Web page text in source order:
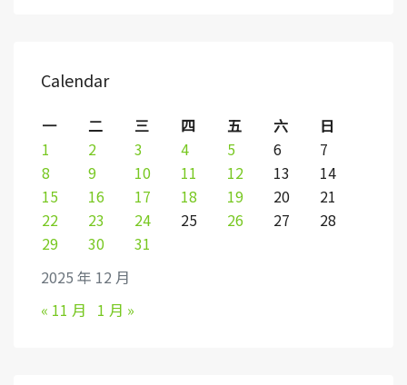
Calendar
2025 年 12 月
一 二 三 四 五 六
日
1
2 3 4 5 6
7
8
9 10 11 12 13
14
15
16 17 18 19 20
21
22
23 24 25 26 27
28
29
30 31
« 11 月 1 月 »